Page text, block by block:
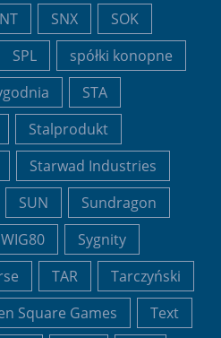
SNX
SOK
SPL
spółki konopne
STA
Stalprodukt
Starwad Industries
SUN
Sundragon
Sygnity
TAR
Tarczyński
Square Games
Text